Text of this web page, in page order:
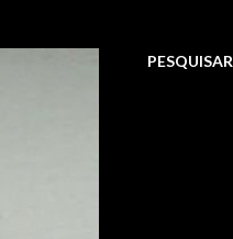
PESQUISAR